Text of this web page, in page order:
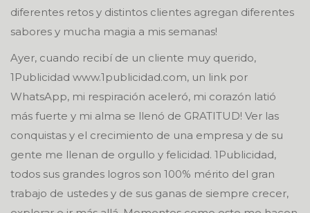
diferentes retos y distintos clientes agregan diferentes
sabores y mucha magia a mis semanas!
Ayer, cuando recibí de un cliente muy querido,
1Publicidad www.1publicidad.com, un link por
WhatsApp, mi respiración aceleró, mi corazón latió
más fuerte y mi alma se llenó de GRATITUD! Ver las
conquistas y el crecimiento de una empresa y de su
gente me llenan de orgullo y felicidad. 1Publicidad,
todos sus grandes logros son 100% mérito del gran
trabajo de ustedes y de sus ganas de siempre crecer,